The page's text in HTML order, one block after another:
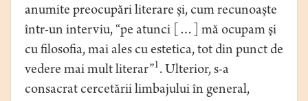
anumite preocupări literare şi, cum recunoaşte
într-un interviu, “pe atunci […] mă ocupam şi
cu filosofia, mai ales cu estetica, tot din punct de
vedere mai mult literar”1. Ulterior, s-a
consacrat cercetării limbajului în general,